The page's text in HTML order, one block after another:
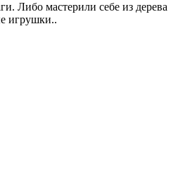
Либо мастерили себе из дерева
игрушки..